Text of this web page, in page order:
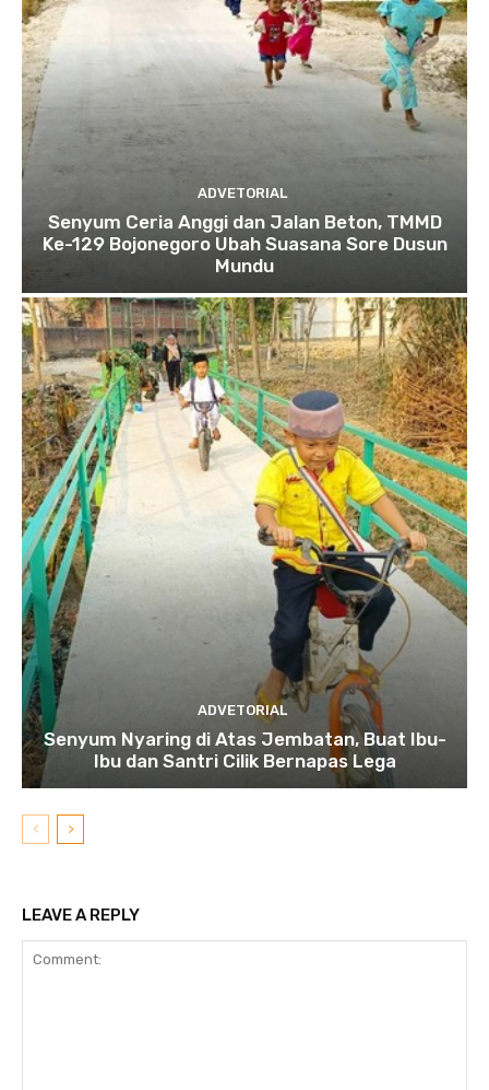
ADVETORIAL
Senyum Ceria Anggi dan Jalan Beton, TMMD
Ke-129 Bojonegoro Ubah Suasana Sore Dusun
Mundu
ADVETORIAL
Senyum Nyaring di Atas Jembatan, Buat Ibu-
Ibu dan Santri Cilik Bernapas Lega
LEAVE A REPLY